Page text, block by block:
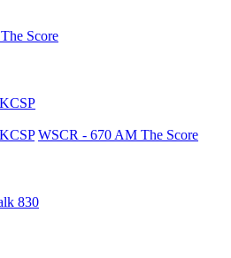
Score
WSCR - 670 AM The Score
830